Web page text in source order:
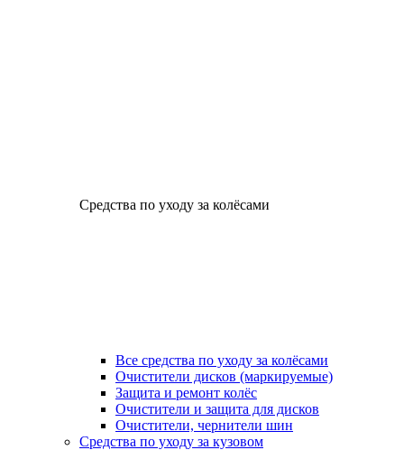
Средства по уходу за колёсами
Все средства по уходу за колёсами
Очистители дисков (маркируемые)
Защита и ремонт колёс
Очистители и защита для дисков
Очистители, чернители шин
Средства по уходу за кузовом